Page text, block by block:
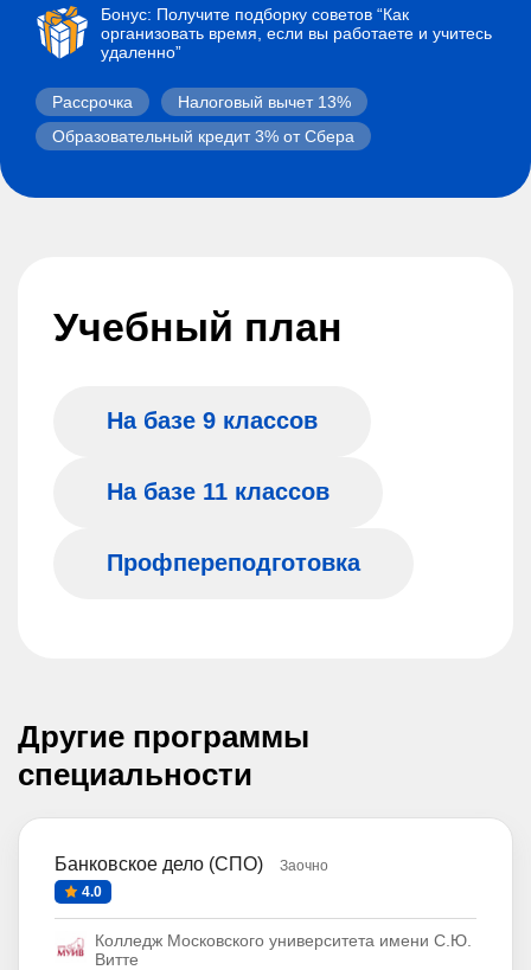
Бонус: Получите подборку советов “Как
организовать время, если вы работаете и учитесь
удаленно”
Рассрочка
Налоговый вычет 13%
Образовательный кредит 3% от Сбера
Учебный план
На базе 9 классов
На базе 11 классов
Профпереподготовка
Другие программы
специальности
Банковское дело (СПО)
Заочно
4.0
Колледж Московского университета имени С.Ю.
Витте